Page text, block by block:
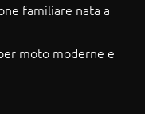
familiare nata a
moto moderne e